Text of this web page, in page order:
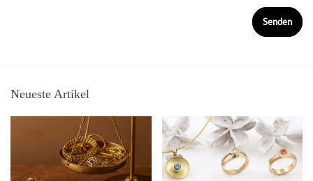
Senden
Neueste Artikel